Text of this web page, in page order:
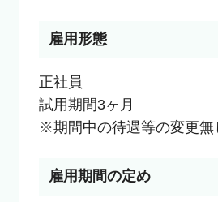
雇用形態
正社員
試用期間3ヶ月
※期間中の待遇等の変更無
雇用期間の定め